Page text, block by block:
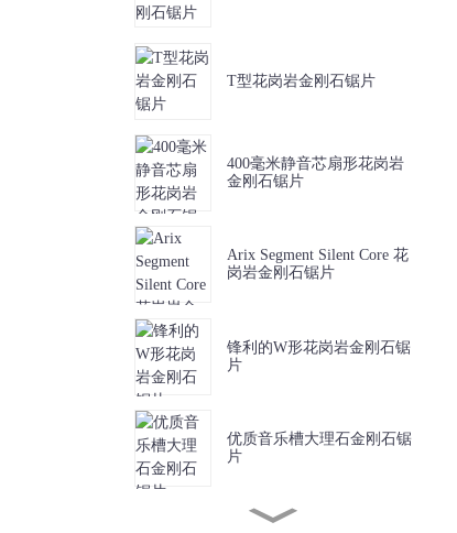
T型花岗岩金刚石锯片
400毫米静音芯扇形花岗岩
金刚石锯片
Arix Segment Silent Core 花
岗岩金刚石锯片
锋利的W形花岗岩金刚石锯
片
优质音乐槽大理石金刚石锯
片